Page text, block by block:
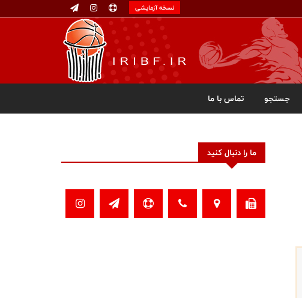
نسخه آزمایشی
جستجو تماس با ما
ما را دنبال کنید